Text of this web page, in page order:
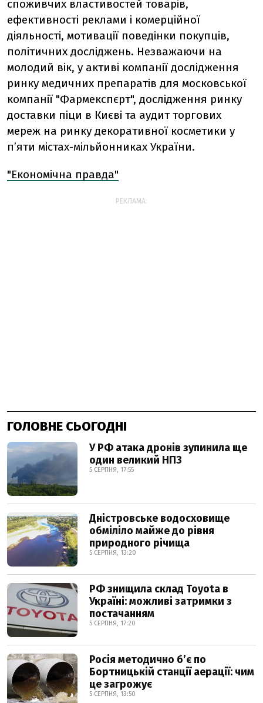
споживчих властивостей товарів,
ефективності реклами і комерційної
діяльності, мотивації поведінки покупців,
політичних досліджень. Незважаючи на
молодий вік, у активі компанії дослідження
ринку медичних препаратів для московської
компанії "Фармекспєрт", дослідження ринку
доставки піци в Києві та аудит торгових
мереж на ринку декоративної косметики у
п’яти містах-мільйонниках України.
"Економічна правда"
РЕКЛАМА:
ГОЛОВНЕ СЬОГОДНІ
У РФ атака дронів зупинила ще
один великий НПЗ
5 СЕРПНЯ, 17:55
Дністровське водосховище
обміліло майже до рівня
природного річища
5 СЕРПНЯ, 13:20
РФ знищила склад Toyota в
Україні: можливі затримки з
постачанням
5 СЕРПНЯ, 17:20
Росія методично б’є по
Бортницькій станції аерації: чим
це загрожує
5 СЕРПНЯ, 13:50